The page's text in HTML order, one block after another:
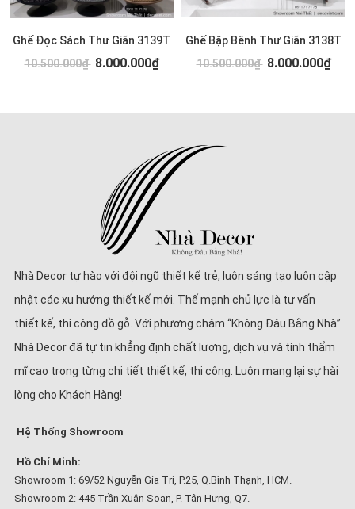
Ghế Đọc Sách Thư Giãn 3139T
10.500.000₫ 8.000.000₫
Ghế Bập Bênh Thư Giãn 3138T
10.500.000₫ 8.000.000₫
Nhà Decor tự hào với đội ngũ thiết kế trẻ, luôn sáng tạo luôn cập
nhật các xu hướng thiết kế mới. Thế mạnh chủ lực là tư vấn
thiết kế, thi công đồ gỗ. Với phương châm “Không Đâu Bằng Nhà”
Nhà Decor đã tự tin khẳng định chất lượng, dịch vụ và tính thẩm
mĩ cao trong từng chi tiết thiết kế, thi công. Luôn mang lại sự hài
lòng cho Khách Hàng!
Hệ Thống Showroom
Hồ Chí Minh:
Showroom 1: 69/52 Nguyễn Gia Trí, P.25, Q.Bình Thạnh, HCM.
Showroom 2: 445 Trần Xuân Soạn, P. Tân Hưng, Q7.